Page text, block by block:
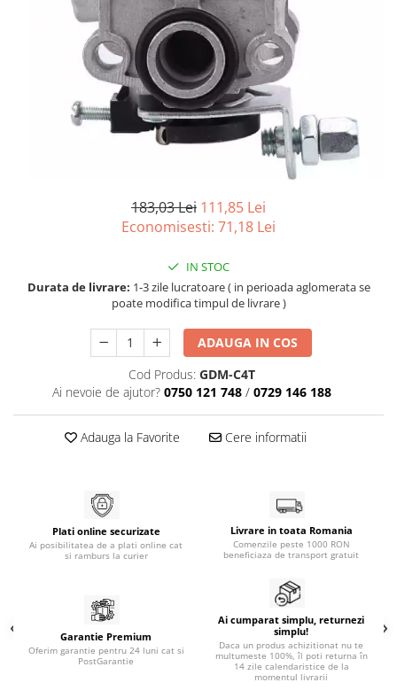
183,03 Lei 111,85 Lei
Economisesti: 71,18 Lei
IN STOC
Durata de livrare: 1-3 zile lucratoare ( in perioada aglomerata se
poate modifica timpul de livrare )
ADAUGA IN COS
Cod Produs: GDM-C4T
Ai nevoie de ajutor? 0750 121 748 / 0729 146 188
Adauga la Favorite Cere informatii
Plati online securizate
Ai posibilitatea de a plati online cat
si ramburs la curier
Livrare in toata Romania
Comenzile peste 1000 RON
beneficiaza de transport gratuit
Garantie Premium
Oferim garantie pentru 24 luni cat si
PostGarantie
Ai cumparat simplu, returnezi
simplu!
Daca un produs achizitionat nu te
multumeste 100%, îl poti returna în
14 zile calendaristice de la
momentul livrarii